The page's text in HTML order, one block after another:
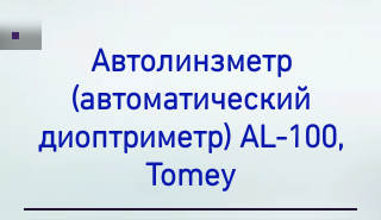
Автолинзметр
(автоматический
диоптриметр) AL-100,
Tomey